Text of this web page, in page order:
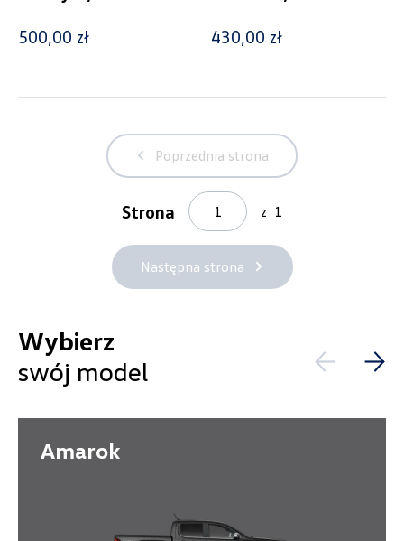
Generacja
Status
Nowość
Promocja
500,00 zł 430,00 zł
Poprzednia strona
Strona z 1
Następna strona
Wybierz
swój model
Amarok